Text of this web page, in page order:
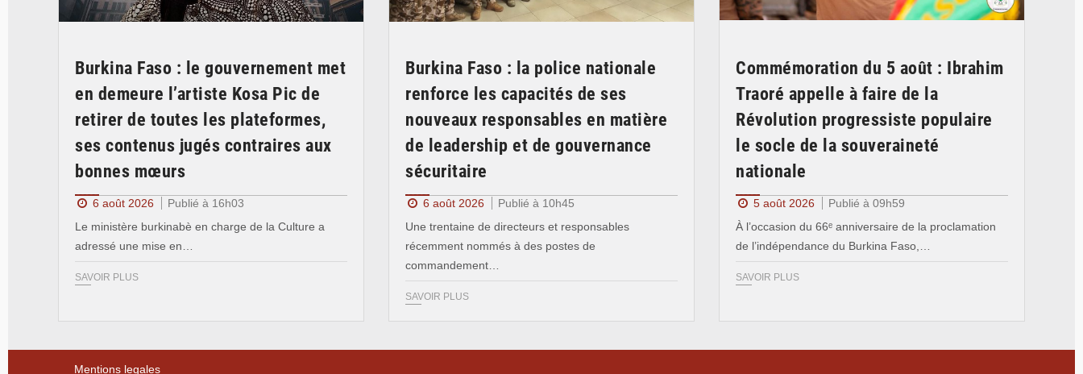
Burkina Faso : le gouvernement met
en demeure l’artiste Kosa Pic de
retirer de toutes les plateformes,
ses contenus jugés contraires aux
bonnes mœurs
6 août 2026
Publié à 16h03
Le ministère burkinabè en charge de la Culture a
adressé une mise en…
SAVOIR PLUS
Burkina Faso : la police nationale
renforce les capacités de ses
nouveaux responsables en matière
de leadership et de gouvernance
sécuritaire
6 août 2026
Publié à 10h45
Une trentaine de directeurs et responsables
récemment nommés à des postes de
commandement…
SAVOIR PLUS
Commémoration du 5 août : Ibrahim
Traoré appelle à faire de la
Révolution progressiste populaire
le socle de la souveraineté
nationale
5 août 2026
Publié à 09h59
À l’occasion du 66ᵉ anniversaire de la proclamation
de l’indépendance du Burkina Faso,…
SAVOIR PLUS
Mentions legales